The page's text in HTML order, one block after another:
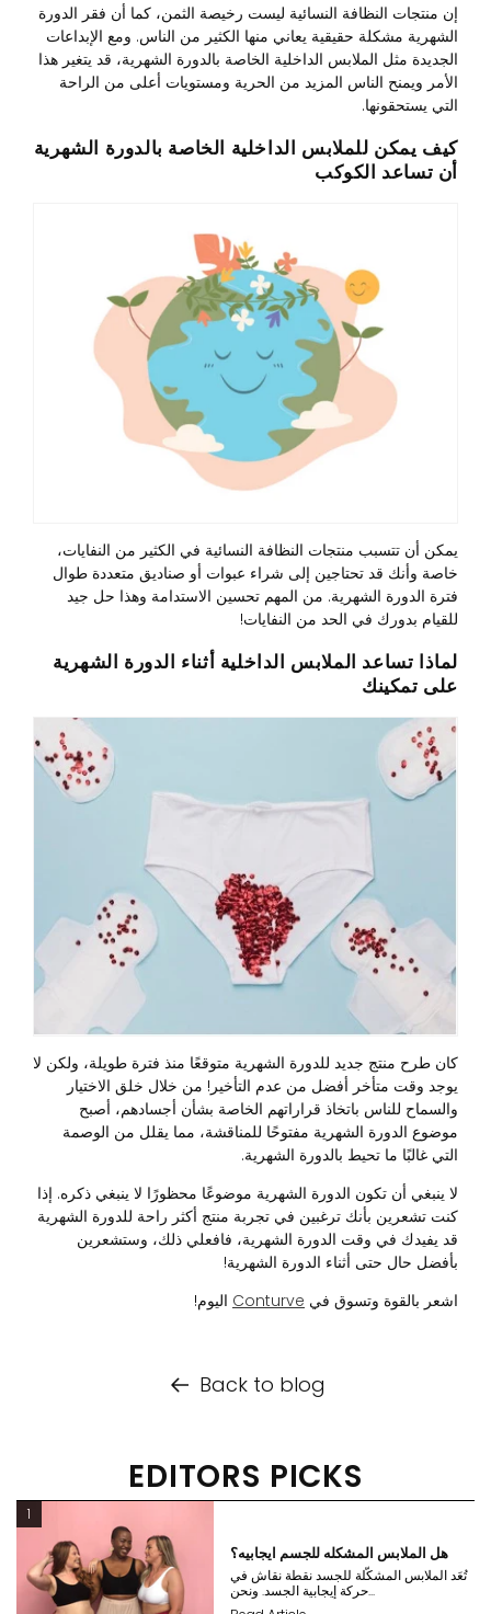
إن منتجات النظافة النسائية ليست رخيصة الثمن، كما أن فقر الدورة
الشهرية مشكلة حقيقية يعاني منها الكثير من الناس. ومع الإبداعات
الجديدة مثل الملابس الداخلية الخاصة بالدورة الشهرية، قد يتغير هذا
الأمر ويمنح الناس المزيد من الحرية ومستويات أعلى من الراحة
التي يستحقونها.
كيف يمكن للملابس الداخلية الخاصة بالدورة الشهرية
أن تساعد الكوكب
يمكن أن تتسبب منتجات النظافة النسائية في الكثير من النفايات،
خاصة وأنك قد تحتاجين إلى شراء عبوات أو صناديق متعددة طوال
فترة الدورة الشهرية. من المهم تحسين الاستدامة وهذا حل جيد
للقيام بدورك في الحد من النفايات!
لماذا تساعد الملابس الداخلية أثناء الدورة الشهرية
على تمكينك
كان طرح منتج جديد للدورة الشهرية متوقعًا منذ فترة طويلة، ولكن لا
يوجد وقت متأخر أفضل من عدم التأخير! من خلال خلق الاختيار
والسماح للناس باتخاذ قراراتهم الخاصة بشأن أجسادهم، أصبح
موضوع الدورة الشهرية مفتوحًا للمناقشة، مما يقلل من الوصمة
التي غالبًا ما تحيط بالدورة الشهرية.
لا ينبغي أن تكون الدورة الشهرية موضوعًا محظورًا لا ينبغي ذكره. إذا
كنت تشعرين بأنك ترغبين في تجربة منتج أكثر راحة للدورة الشهرية
قد يفيدك في وقت الدورة الشهرية، فافعلي ذلك، وستشعرين
بأفضل حال حتى أثناء الدورة الشهرية!
اشعر بالقوة وتسوق في Conturve اليوم!
Back to blog
EDITORS PICKS
هل الملابس المشكله للجسم ايجابيه؟
تُعَد الملابس المشكّلة للجسد نقطة نقاش في
حركة إيجابية الجسد. ونحن...
1